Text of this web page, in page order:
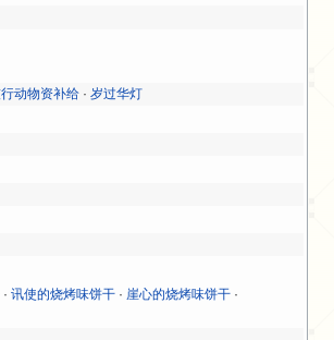
动物资补给 ·岁过华灯
·讯使的烧烤味饼干 · 崖心的烧烤味饼干 ·